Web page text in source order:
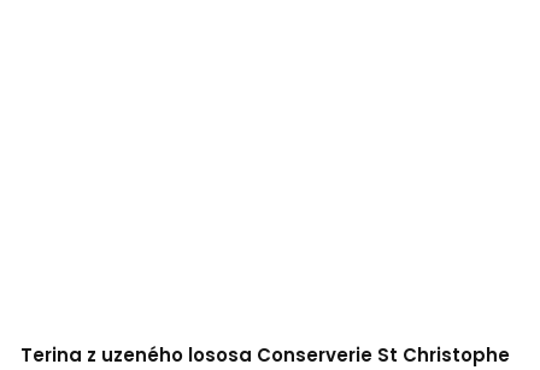
Terina z uzeného lososa Conserverie St Christophe